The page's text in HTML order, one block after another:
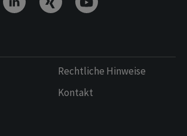
Rechtliche Hinweise
Kontakt